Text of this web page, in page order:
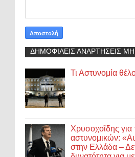
ΔΗΜΟΦΙΛΕΙΣ ΑΝΑΡΤΗΣΕΙΣ
Τι Αστυνομία
Χρυσοχοΐδης
αστυνομικών:
στην Ελλάδα –